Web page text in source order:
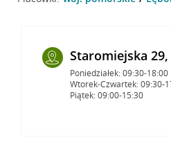
Staromiejska
Poniedziałek: 09:30-18:00
Wtorek-Czwartek: 09:30-
Piątek: 09:00-15:30